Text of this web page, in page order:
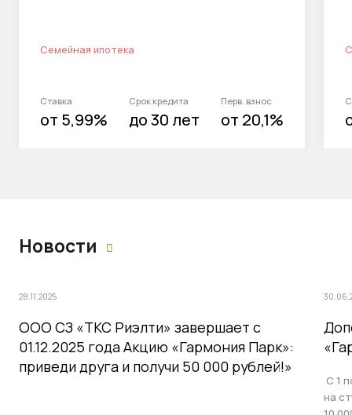
Семейная ипотека
Ставка
от 5,99%
Срок кредита
до 30 лет
Перв. взнос
от 20,1%
Новости
28.11.2025
ООО СЗ «ТКС Риэлти» завершает с
01.12.2025 года Акцию «Гармония Парк»:
приведи друга и получи 50 000 рублей!»
С 1
на